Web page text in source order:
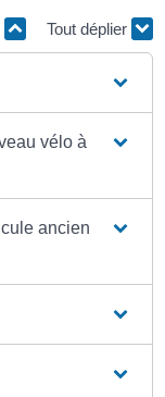
Tout déplier
vélo à
ancien